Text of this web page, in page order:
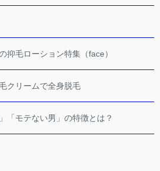
抑毛ローション特集（face）
クリームで全身脱毛
「モテない男」の特徴とは？